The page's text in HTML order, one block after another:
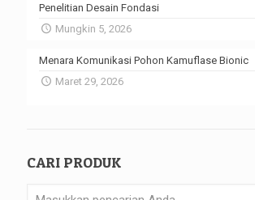
Penelitian Desain Fondasi
Mungkin 5, 2026
Menara Komunikasi Pohon Kamuflase Bionic
Maret 29, 2026
CARI PRODUK